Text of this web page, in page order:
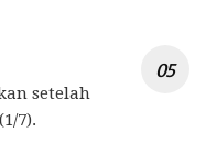
setelah
7).